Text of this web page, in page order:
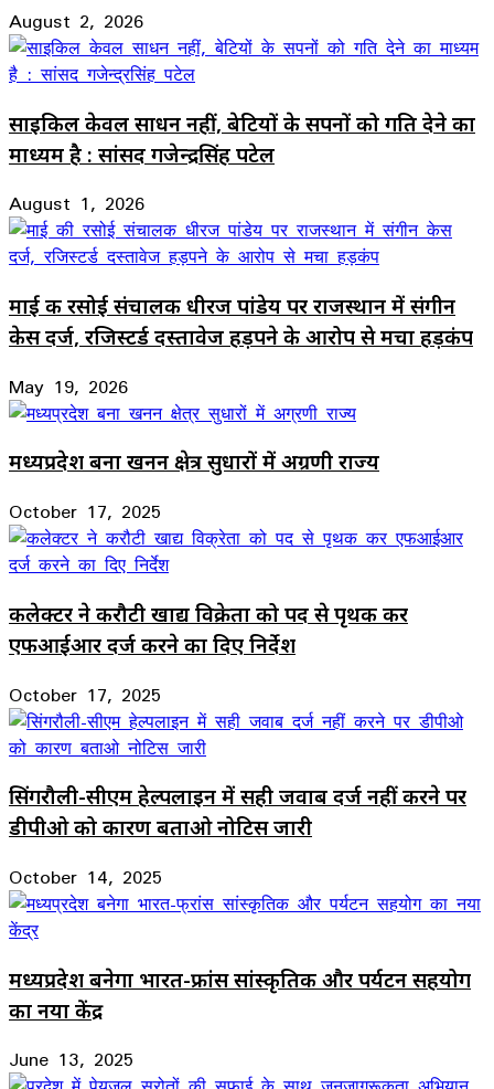
August 2, 2026
साइकिल केवल साधन नहीं, बेटियों के सपनों को गति देने का
माध्यम है : सांसद गजेन्द्रसिंह पटेल
August 1, 2026
माई की रसोई संचालक धीरज पांडेय पर राजस्थान में संगीन
केस दर्ज, रजिस्टर्ड दस्तावेज हड़पने के आरोप से मचा हड़कंप
May 19, 2026
मध्यप्रदेश बना खनन क्षेत्र सुधारों में अग्रणी राज्य
October 17, 2025
कलेक्टर ने करौटी खाद्य विक्रेता को पद से पृथक कर
एफआईआर दर्ज करने का दिए निर्देश
October 17, 2025
सिंगरौली-सीएम हेल्पलाइन में सही जवाब दर्ज नहीं करने पर
डीपीओ को कारण बताओ नोटिस जारी
October 14, 2025
मध्यप्रदेश बनेगा भारत-फ्रांस सांस्कृतिक और पर्यटन सहयोग
का नया केंद्र
June 13, 2025